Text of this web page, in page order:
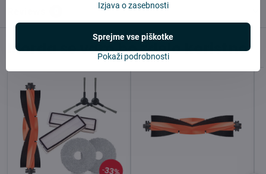
Morda se vam bo zdelo koristno
33%
Izjava o zasebnosti
Pokaži podrobnosti
Sprejme vse piškotke